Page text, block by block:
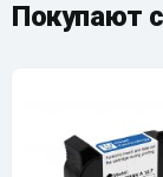
Покупают